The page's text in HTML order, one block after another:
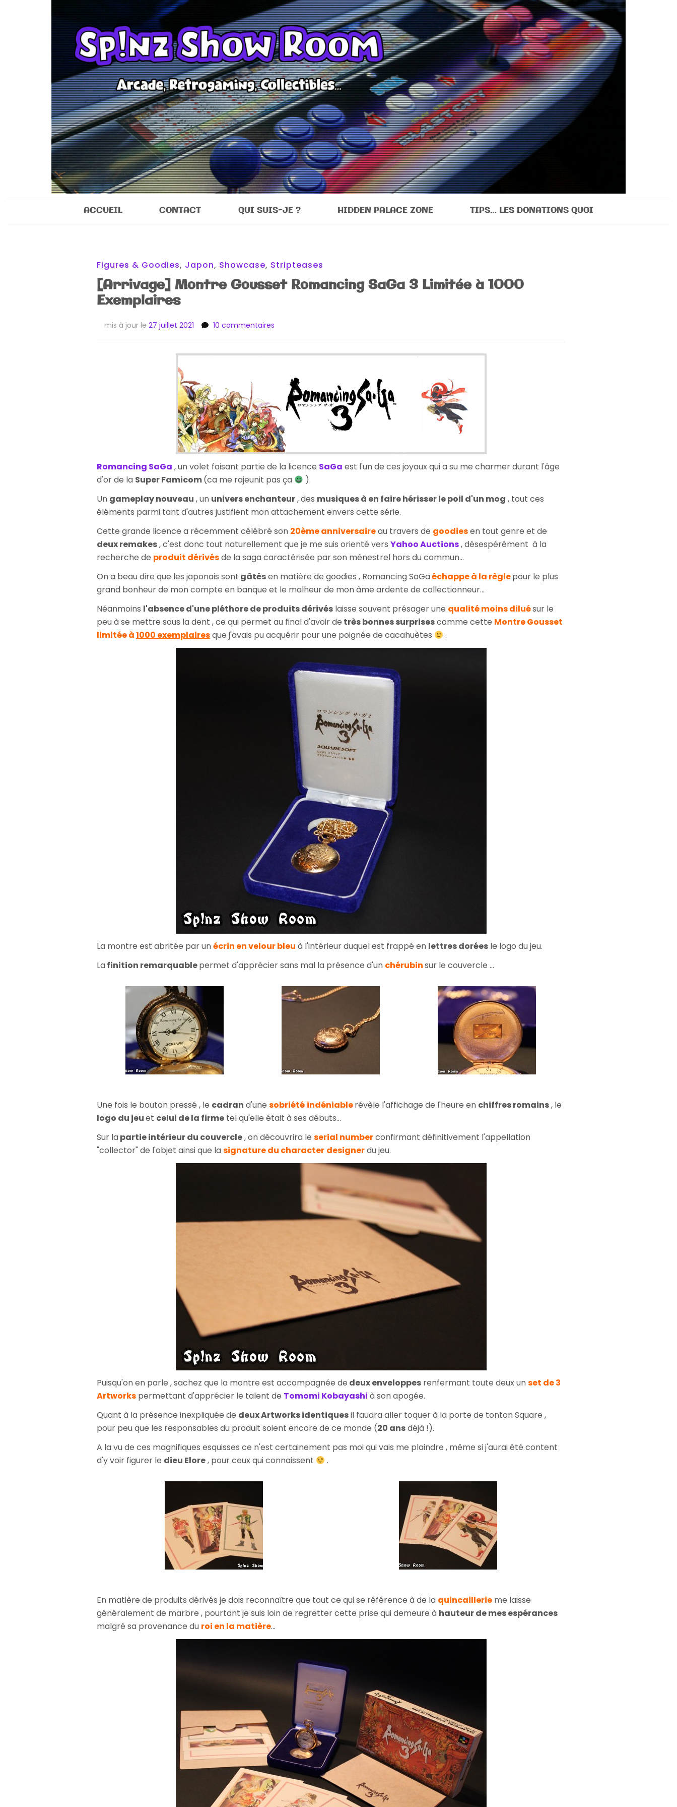
Sp!nz Show Room
ACCUEIL CONTACT QUI SUIS-JE ? HIDDEN PALACE ZONE TIPS… LES DONATIONS QUOI
Figures & Goodies, Japon, Showcase, Stripteases
[Arrivage] Montre Gousset Romancing SaGa 3 Limitée à 1000
Exemplaires
mis à jour le 27 juillet 2021 10 commentaires
Gousset
SaGa
Limitée
à
1000
Exemplaires
Romancing SaGa , un volet faisant partie de la licence SaGa est l'un de ces joyaux qui a su me charmer durant l'âge
d'or de la Super Famicom(ca me rajeunit pas ça
).
Un gameplay nouveau , un univers enchanteur, des musiques à en faire hérisser le poil d'un mog , tout ces
éléments parmi tant d'autres justifient mon attachement envers cette série.
Cette grande licence a récemment célébré son 20ème anniversaireau travers de goodiesen tout genre et de
deux remakes, c'est donc tout naturellement que je me suis orienté vers Yahoo Auctions, désespérément à la
recherche de produit dérivésde la saga caractérisée par son ménestrel hors du commun...
On a beau dire que les japonais sont gâtésen matière de goodies , Romancing SaGaéchappe à la règlepour le plus
grand bonheur de mon compte en banque et le malheur de mon âme ardente de collectionneur...
Néanmoins l'absence d'une pléthore de produits dérivés laisse souvent présager une qualité moins diluésur le
peu à se mettre sous la dent , ce qui permet au final d'avoir de très bonnes surprisescomme cette Montre Gousset
limitée à1000 exemplairesque j'avais pu acquérir pour une poignée de cacahuètes .
La montre est abritée par unécrin en velour bleu à l'intérieur duquel est frappé en lettres dorées le logo du jeu.
Lafinition remarquablepermet d'apprécier sans mal la présence d'un chérubinsur le couvercle ...
Une fois le bouton pressé , le cadran d'une sobriété indéniablerévèle l'affichage de l'heure en chiffres romains, le
logo du jeuet celui de la firme tel qu'elle était à ses débuts...
Sur lapartie intérieur du couvercle, on découvrira le serial numberconfirmant définitivement l'appellation
"collector" de l'objet ainsi que lasignature du character designerdu jeu.
Puisqu'on en parle , sachez que la montre est accompagnée de deux enveloppes renfermant toute deux unset de 3
Artworks permettant d'apprécier le talent de Tomomi Kobayashi à son apogée.
Quant à la présence inexpliquée de deux Artworks identiquesil faudra aller toquer à la porte de tonton Square ,
pour peu que les responsables du produit soient encore de ce monde (20 ansdéjà !).
A la vu de ces magnifiques esquisses ce n'est certainement pas moi qui vais me plaindre , même si j'aurai été content
d'y voir figurer le dieu Elore, pour ceux qui connaissent .
En matière de produits dérivés je dois reconnaître que tout ce qui se référence à de la quincaillerie me laisse
généralement de marbre , pourtant je suis loin de regretter cette prise qui demeure à hauteur de mes espérances
malgré sa provenance du roi en la matière...